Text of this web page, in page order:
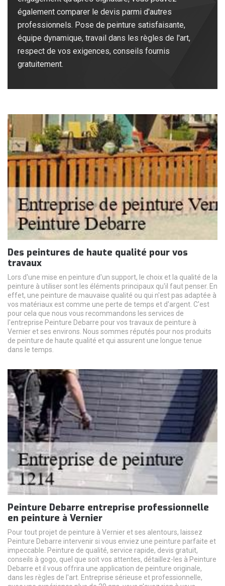
également comparer le devis parmi d'autres
professionnels. Pose de peinture satisfaisante,
équipe dynamique, travail dans les règles de l'art,
respect de vos exigences, conseils fournis
gratuitement.
Des peintures de haute qualité pour vos
travaux
Lors d'une mise en peinture d'un support, le choix et la qualité de la
peinture à utiliser sont les éléments principaux qu'il faut penser. En
effet, une peinture de mauvaise qualité ou qui n'est pas adaptée à
vos matériaux est comme une perte de temps et d'argent. C'est
pour cela que nous vous recommandons les services de
l'entreprise Peinture Debarre pour vos travaux de peinture à
Vernier et ses environs. Nous sommes réputés pour nos produits
de peinture de haute qualité et qui assurent une longue tenue
dans le temps.
Peinture Debarre entreprise professionnelle
en peinture à Vernier
Pour tout projet de peinture à Vernier et ses alentours, laissez
Peinture Debarre intervenir si vous enviez une peinture parfaite et
impeccable. Peinture de qualité, service rapide, devis gratuit,
conseils à gogo, quel que soit vos attentes, détaillez-les à Peinture
Debarre et il vous offrira une application de peinture originale,
dans les règles de l'art. Entreprise sérieuse et professionnelle,